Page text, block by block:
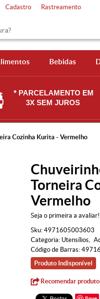
Cadastro Rastreamento
Bebidas
* PARCELAMENTO EM
3X SEM JUROS
Cozinha Kurita - Vermelho
Torneira
Vermelho
Seja o primeira a avaliar!
Sku: 4971605003603
Categoria: Utensílios
Código de Barras:
Produto Indisponível
Recomendar produto